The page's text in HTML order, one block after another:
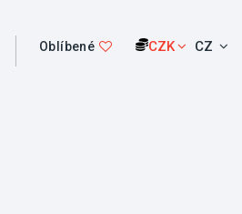
Oblíbené CZK CZ